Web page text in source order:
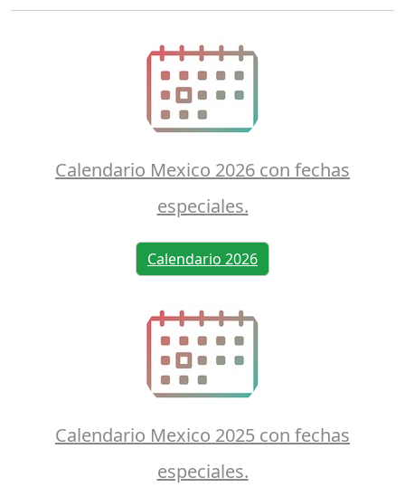
Calendario Mexico 2026 con fechas
especiales.
Calendario 2026
Calendario Mexico 2025 con fechas
especiales.